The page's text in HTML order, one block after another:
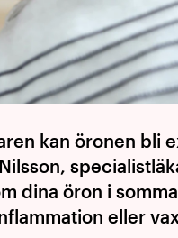
kan öronen bli
dina öron i
eller